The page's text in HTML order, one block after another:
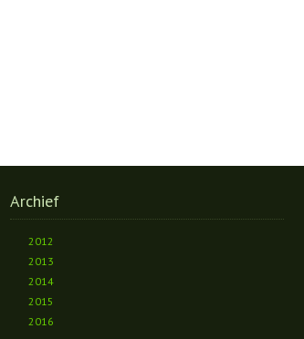
Archief
2012
2013
2014
2015
2016